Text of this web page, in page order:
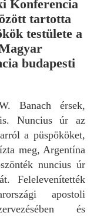
Konferencia
tartotta
testülete a
budapesti
Banach érsek,
is. Nuncius úr az
a püspököket,
meg, Argentína
nuncius úr
Felelevenítették
apostoli
és